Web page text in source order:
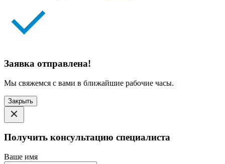
Заявка отправлена!
Мы свяжемся с вами в ближайшие рабочие часы.
Закрыть
Получить консультацию специалиста
Ваше имя